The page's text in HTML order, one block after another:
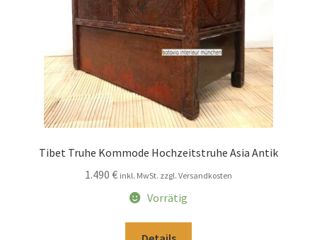
Kolonialmöbel
Kontakt
Tibet Truhe Kommode Hochzeitstruhe Asia Antik
1.490 € inkl. MwSt. zzgl. Versandkosten
Vorrätig